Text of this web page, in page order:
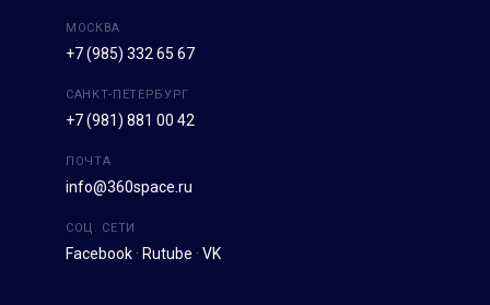
МОСКВА
+7 (985) 332 65 67
САНКТ-ПЕТЕРБУРГ
+7 (981) 881 00 42
ПОЧТА
info@360space.ru
СОЦ. СЕТИ
Facebook · Rutube · VK